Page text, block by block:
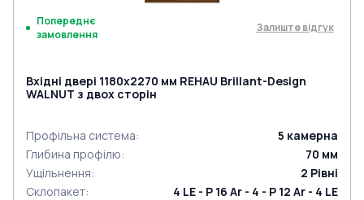
Попереднє
замовлення
Залиште відгук
Вхідні двері 1180x2270 мм REHAU Brillant-Design
WALNUT з двох сторін
Профільна система: 5 камерна
Глибина профілю: 70 мм
Ущільнення: 2 Рівні
Склопакет: 4 LE - P 16 Ar - 4 - P 12 Ar - 4 LE